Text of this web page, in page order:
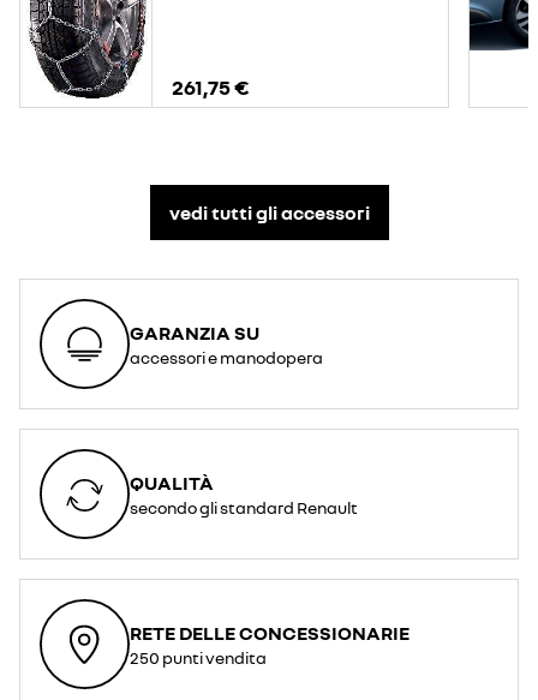
261,75 €
vedi tutti gli accessori​
GARANZIA SU
accessori e manodopera
QUALITÀ
secondo gli standard Renault
RETE DELLE CONCESSIONARIE
250 punti vendita